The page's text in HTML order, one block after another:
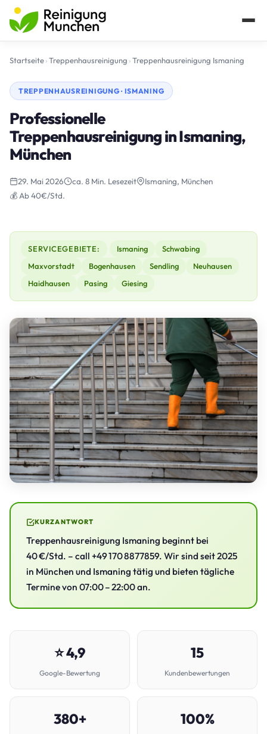
Startseite›Treppenhausreinigung ›Treppenhausreinigung Ismaning
TREPPENHAUSREINIGUNG · ISMANING
Professionelle
Treppenhausreinigung in Ismaning,
München
29. Mai 2026 ca. 8 Min. Lesezeit
Ismaning, München
💰 Ab 40€/Std.
SERVICEGEBIETE: Ismaning
Schwabing
Maxvorstadt
Bogenhausen Sendling
Neuhausen
Haidhausen
Pasing Giesing
KURZANTWORT
Treppenhausreinigung Ismaning beginnt bei
40 €/Std. – call +49 170 8877859. Wir sind seit 2025
in München und Ismaning tätig und bieten tägliche
Termine von 07:00 – 22:00 an.
⭐ 4,9
Google-Bewertung
15
Kundenbewertungen
380+ 100%